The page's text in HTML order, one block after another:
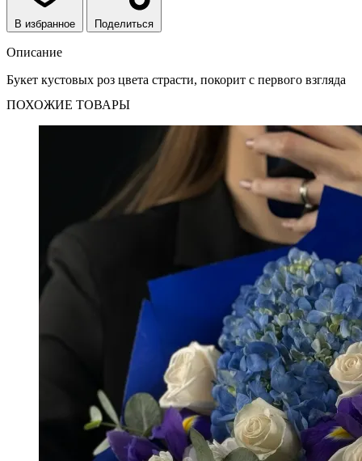
В избранное Поделиться
Описание
Букет кустовых роз цвета страсти, покорит с первого взгляда
ПОХОЖИЕ ТОВАРЫ